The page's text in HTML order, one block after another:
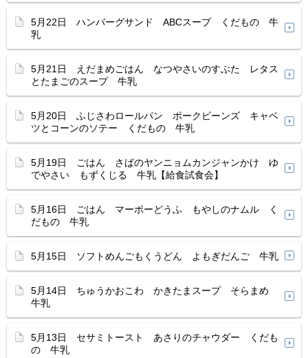
5月22日 ハンバーグサンド ABCスープ くだもの 牛
乳
5月21日 えだまめごはん なつやさいのすぶた レタス
とたまごのスープ 牛乳
5月20日 ふじさわロールパン ポークビーンズ キャベ
ツとコーンのソテー くだもの 牛乳
5月19日 ごはん さばのヤンニョムカンジャンかけ ゆ
でやさい もずくじる 牛乳【給食試食会】
5月16日 ごはん マーボーどうふ もやしのナムル く
だもの 牛乳
5月15日 ソフトめんごもくうどん よもぎだんご 牛乳
5月14日 ちゅうかおこわ かきたまスープ そらまめ
牛乳
5月13日 セサミトースト あさりのチャウダー くだも
の 牛乳